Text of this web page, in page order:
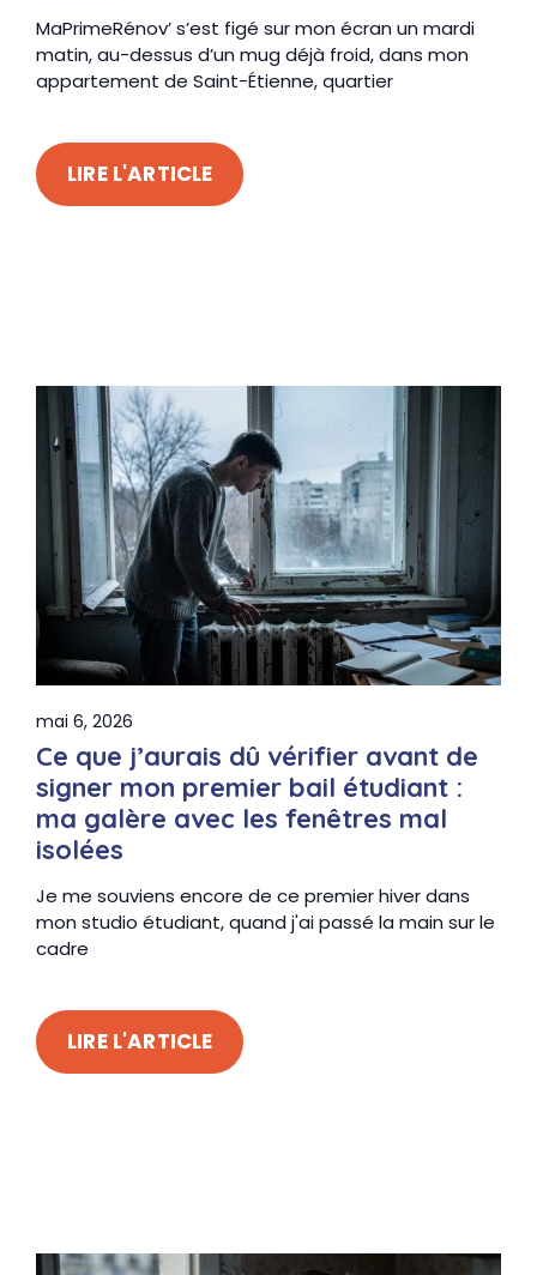
MaPrimeRénov’ s’est figé sur mon écran un mardi
matin, au-dessus d’un mug déjà froid, dans mon
appartement de Saint-Étienne, quartier
LIRE L'ARTICLE
mai 6, 2026
Ce que j’aurais dû vérifier avant de
signer mon premier bail étudiant :
ma galère avec les fenêtres mal
isolées
Je me souviens encore de ce premier hiver dans
mon studio étudiant, quand j'ai passé la main sur le
cadre
LIRE L'ARTICLE